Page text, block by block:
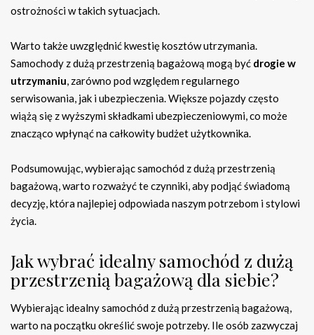
ostrożności w takich sytuacjach.
Warto także uwzględnić kwestię kosztów utrzymania.
Samochody z dużą przestrzenią bagażową mogą być drogie w
utrzymaniu, zarówno pod względem regularnego
serwisowania, jak i ubezpieczenia. Większe pojazdy często
wiążą się z wyższymi składkami ubezpieczeniowymi, co może
znacząco wpłynąć na całkowity budżet użytkownika.
Podsumowując, wybierając samochód z dużą przestrzenią
bagażową, warto rozważyć te czynniki, aby podjąć świadomą
decyzję, która najlepiej odpowiada naszym potrzebom i stylowi
życia.
Jak wybrać idealny samochód z dużą
przestrzenią bagażową dla siebie?
Wybierając idealny samochód z dużą przestrzenią bagażową,
warto na początku określić swoje potrzeby. Ile osób zazwyczaj